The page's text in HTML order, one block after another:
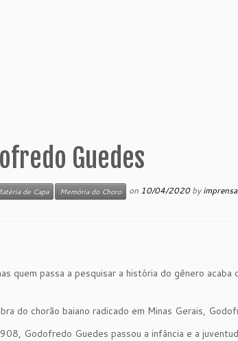
Guedes
de Capa Memória do Choro on 10/04/2020 by
quem passa a pesquisar a história do gênero
do chorão baiano radicado em Minas Gerais,
Godofredo Guedes passou a infância e a